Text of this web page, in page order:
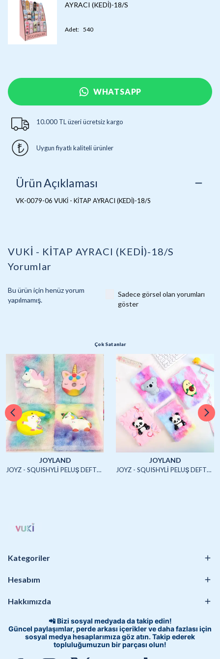
AYRACI (KEDİ)-18/S
Adet: 540
WHATSAPP
10.000 TL üzeri ücretsiz kargo
Uygun fiyatlı kaliteli ürünler
Ürün Açıklaması
VK-0079-06 VUKİ - KİTAP AYRACI (KEDİ)-18/S
VUKİ - KİTAP AYRACI (KEDİ)-18/S
Yorumlar
Bu ürün için henüz yorum
yapılmamış.
Sadece görsel olan yorumları
göster
Çok Satanlar
JOYLAND
JOYZ - SQUISHYLİ PELUŞ DEFTER A5 (UNICORN2)-4/S
JOYLAND
JOYZ - SQUISHYLİ PELUŞ DEFTER A5 (HAYVANLAR)-4/S
Kategoriler
Hesabım
Hakkımızda
📲 Bizi sosyal medyada da takip edin!
Güncel paylaşımlar, perde arkası içerikler ve daha fazlası için
sosyal medya hesaplarımıza göz atın. Takip ederek
topluluğumuzun bir parçası olun!